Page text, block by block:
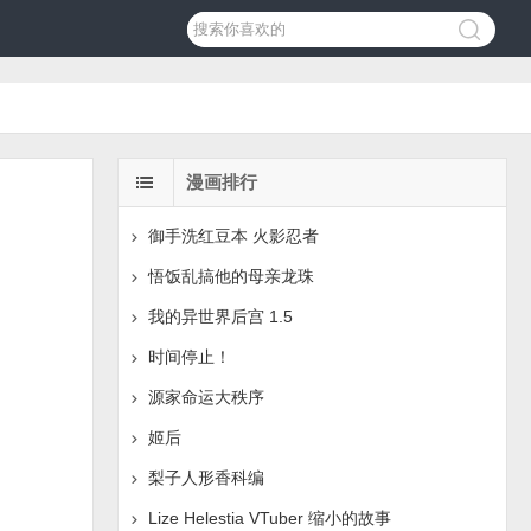
漫画排行
御手洗红豆本 火影忍者
悟饭乱搞他的母亲龙珠
我的异世界后宫 1.5
时间停止！
源家命运大秩序
姬后
梨子人形香科编
Lize Helestia VTuber 缩小的故事